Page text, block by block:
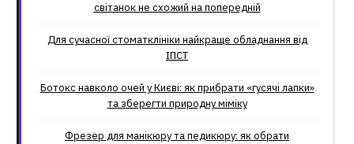
світанок не схожий на попередній
Для сучасної стоматклініки найкраще обладнання від
ІПСТ
Ботокс навколо очей у Києві: як прибрати «гусячі лапки»
та зберегти природну міміку
Фрезер для манікюру та педикюру: як обрати